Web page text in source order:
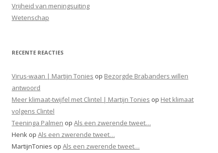
Vrijheid van meningsuiting
Wetenschap
RECENTE REACTIES
Virus-waan | Martijn Tonies op Bezorgde Brabanders willen
antwoord
Meer klimaat-twijfel met Clintel | Martijn Tonies op Het klimaat
volgens Clintel
Teeninga Palmen op Als een zwerende tweet…
Henk op Als een zwerende tweet…
MartijnTonies op Als een zwerende tweet…